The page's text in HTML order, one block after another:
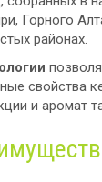
Горного
районах.
свойства
и аромат